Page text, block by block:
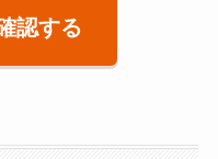
認する